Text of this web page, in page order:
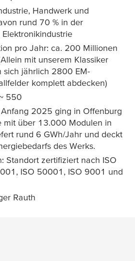
Handwerk und
rund 70 % in der
pro Jahr: ca. 200 Millionen
mit unserem Klassiker
sich jährlich 2800 EM-
komplett abdecken)
550
2025 ging in Offenburg
mit über 13.000 Modulen in
rund 6 GWh/Jahr und deckt
des Werks.
Standort zertifiziert nach ISO
ISO 50001, ISO 9001 und
Rauth